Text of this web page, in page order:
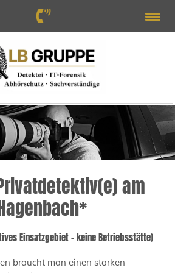
am
Einsatzgebiet – keine Betriebsstätte)
braucht man einen starken